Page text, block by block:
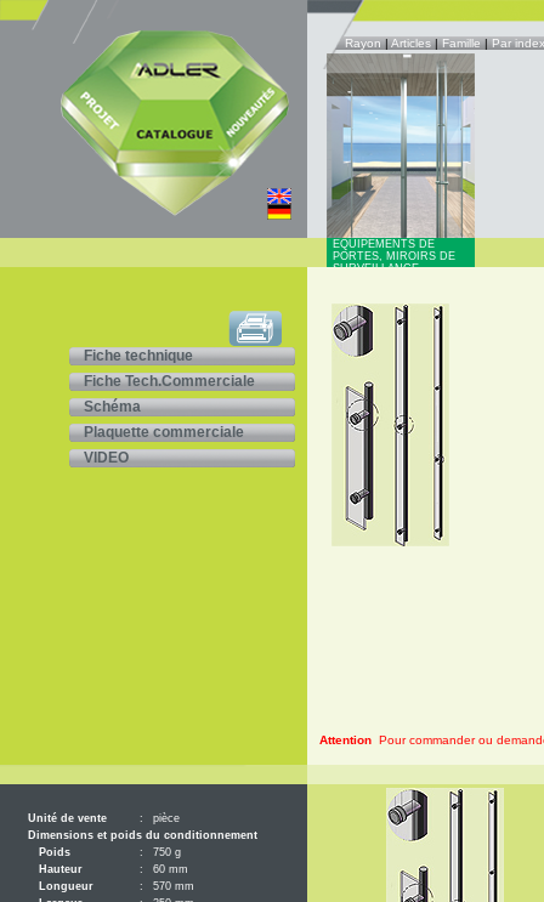
Rayon|Articles|Famille|Par index
Fiche technique
Fiche Tech.Commerciale
Schéma
Plaquette commerciale
VIDEO
Unité de vente :
pièce
Dimensions et poids du conditionnement
Poids
:
750 g
Hauteur
:
60 mm
Longueur
:
570 mm
EQUIPEMENTS DE
PORTES, MIROIRS DE
SURVEILLANCE
Attention Pour commander ou